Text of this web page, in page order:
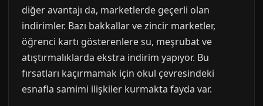
diğer avantajı da, marketlerde geçerli olan
indirimler. Bazı bakkallar ve zincir marketler,
öğrenci kartı gösterenlere su, meşrubat ve
atıştırmalıklarda ekstra indirim yapıyor. Bu
fırsatları kaçırmamak için okul çevresindeki
esnafla samimi ilişkiler kurmakta fayda var.